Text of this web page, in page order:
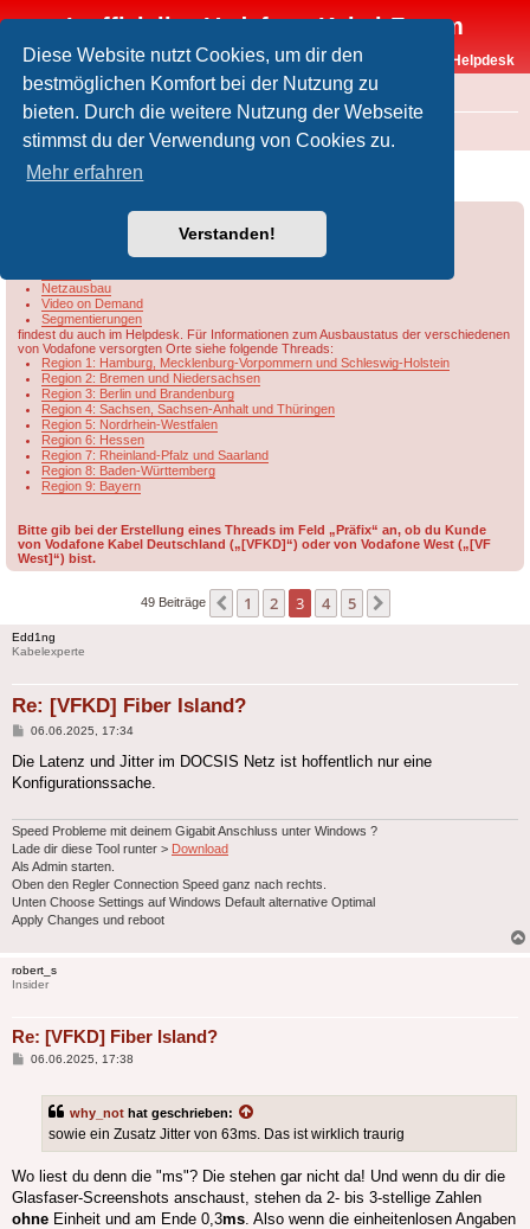
Diese Website nutzt Cookies, um dir den
bestmöglichen Komfort bei der Nutzung zu
bieten. Durch die weitere Nutzung der Webseite
stimmst du der Verwendung von Cookies zu.
Mehr erfahren
Verstanden!
Inoffizielles Vodafone-Kabel-Forum
Vodafone-Kabel-Helpdesk
FAQ
Foren-Übersicht Rund um Vodafone / Aktuelles
[VFKD] Fiber Island?
Informationen u.a. zu
Netzausbau
Video on Demand
Segmentierungen
findest du auch im Helpdesk. Für Informationen zum Ausbaustatus der verschiedenen
von Vodafone versorgten Orte siehe folgende Threads:
Region 1: Hamburg, Mecklenburg-Vorpommern und Schleswig-Holstein
Region 2: Bremen und Niedersachsen
Region 3: Berlin und Brandenburg
Region 4: Sachsen, Sachsen-Anhalt und Thüringen
Region 5: Nordrhein-Westfalen
Region 6: Hessen
Region 7: Rheinland-Pfalz und Saarland
Region 8: Baden-Württemberg
Region 9: Bayern
Bitte gib bei der Erstellung eines Threads im Feld „Präfix“ an, ob du Kunde
von Vodafone Kabel Deutschland („[VFKD]“) oder von Vodafone West („[VF
West]“) bist.
49 Beiträge Vorherige
1 2 3 4 5
Edd1ng
Kabelexperte
Re: [VFKD] Fiber Island?
Beitrag
06.06.2025, 17:34
Die Latenz und Jitter im DOCSIS Netz ist hoffentlich nur eine
Konfigurationssache.
Speed Probleme mit deinem Gigabit Anschluss unter Windows ?
Lade dir diese Tool runter > Download
Als Admin starten.
Oben den Regler Connection Speed ganz nach rechts.
Unten Choose Settings auf Windows Default alternative Optimal
Apply Changes und reboot
robert_s
Insider
Re: [VFKD] Fiber Island?
Beitrag
06.06.2025, 17:38
why_not hat geschrieben:
sowie ein Zusatz Jitter von 63ms. Das ist wirklich traurig
Wo liest du denn die "ms"? Die stehen gar nicht da! Und wenn du dir die
Glasfaser-Screenshots anschaust, stehen da 2- bis 3-stellige Zahlen
ohne Einheit und am Ende 0,3ms . Also wenn die einheitenlosen Angaben